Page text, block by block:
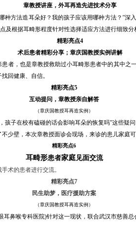
章教授讲座，外耳再造先进技术分享
种方法造耳朵好？我的孩子应该用哪种方法？”深
及根据耳畸形程度针对性选择适应方法进行细致分
精彩亮点4
术后患者精彩分享；章庆国教授实例讲解
患者，也是章教授救助过小耳畸形患者中的其中
回健康、自信。
精彩亮点5
互动提问，章教授亲自解答
（章庆国教授耳再造实例）
孩子在校有磕碰的话会影响耳朵的恢复吗”这些疑
壁，本次章教授面诊会现场，来诊的患儿家庭
精彩亮点6
耳畸形患者家庭见面交流
术的患者进行交流。
精彩亮点7
民生助梦，医疗援助方案
（章庆国教授耳再造实例）
耳鼻喉专科医院)针对这一现状，联合武汉市慈善